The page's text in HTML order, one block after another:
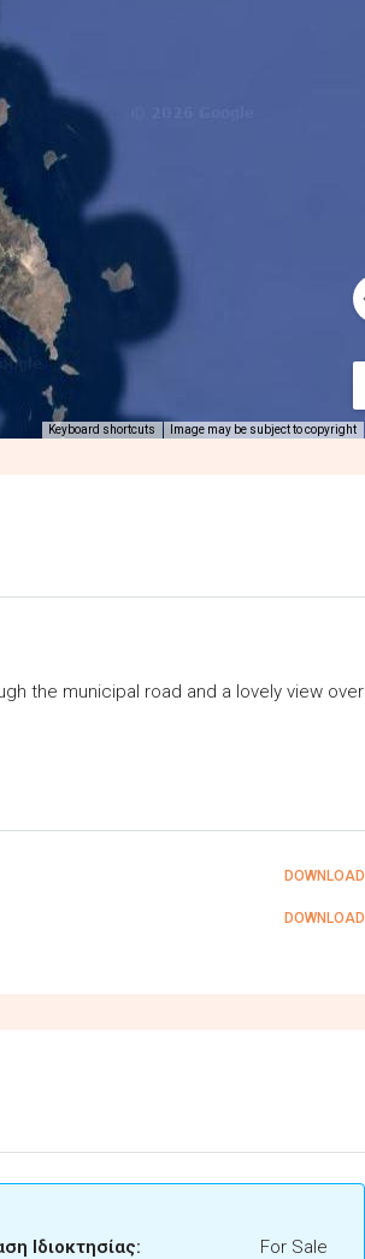
Keyboard shortcuts Image may be subject to copyright
the municipal road and a lovely view over
DOWNLOAD
DOWNLOAD
Ιδιοκτησίας: For Sale